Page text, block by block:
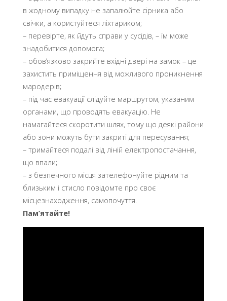
в жодному випадку не запалюйте сірника або
свічки, а користуйтеся ліхтариком;
– перевірте, як йдуть справи у сусідів, – їм може
знадобитися допомога;
– обов’язково закрийте вхідні двері на замок – це
захистить приміщення від можливого проникнення
мародерів;
– під час евакуації слідуйте маршрутом, указаним
органами, що проводять евакуацію. Не
намагайтеся скоротити шлях, тому що деякі райони
або зони можуть бути закриті для пересування;
– тримайтеся подалі від ліній електропостачання,
що впали;
– з безпечного місця зателефонуйте рідним та
близьким і стисло повідомте про своє
місцезнаходження, самопочуття.
Пам’ятайте!